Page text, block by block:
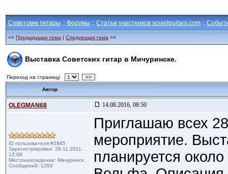
Советские гитары :: Форумы :: Статьи участников sovietguitars.com ::
<< Предыдущая тема | Следующая тема >>
Выставка Советских гитар в Мичуринске.
Переход на страницу >>
Автор
OLEGMAN68 14.08.2016, 08:50
ID пользователя #2845
Зарегистрирован: 28.11.2011,
12:09
Местонахождение: Мичуринск
Сообщений: 1283
Приглашаю всех
мероприятие.
планируется